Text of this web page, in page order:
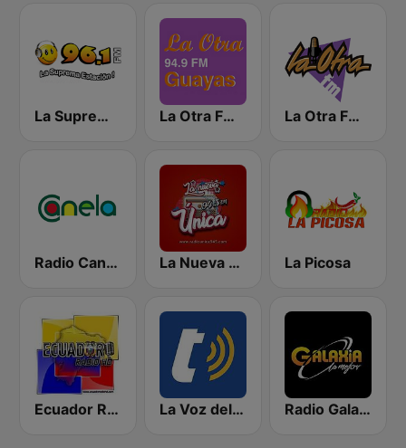
La Suprema Estacion 96.1 FM La Otra FM - Guayaquil La Otra FM - Quito
Radio Canela Guayas La Nueva Unica 94.5 FM La Picosa
Ecuador Radio HD La Voz del Tomebamba Radio Galaxia